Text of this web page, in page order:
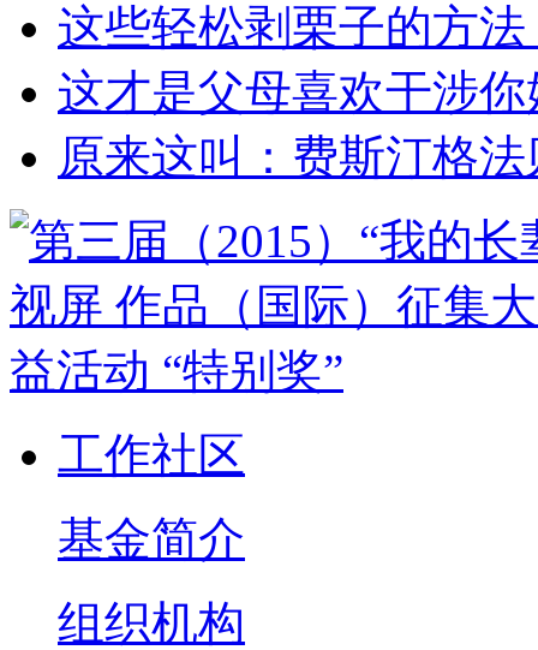
这些轻松剥栗子的方
这才是父母喜欢干涉
原来这叫：费斯汀格
工作社区
基金简介
组织机构